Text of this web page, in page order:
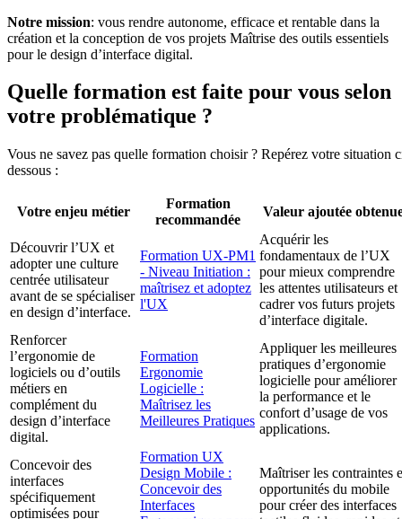
Notre mission: vous rendre autonome, efficace et rentable dans la
création et la conception de vos projets Maîtrise des outils essentiels
pour le design d’interface digital.
Quelle formation est faite pour vous selon
votre problématique ?
Vous ne savez pas quelle formation choisir ? Repérez votre situation
dessous :
Votre enjeu métier
Formation
recommandée
Valeur ajoutée
Découvrir l’UX et
adopter une culture
centrée utilisateur
avant de se spécialiser
en design d’interface.
Formation UX-PM1
- Niveau Initiation :
maîtrisez et adoptez
l'UX
Acquérir les
fondamentaux de l’UX
pour mieux comprendre
les attentes utilisateurs et
cadrer vos futurs projets
d’interface digitale.
Renforcer
l’ergonomie de
logiciels ou d’outils
métiers en
complément du
design d’interface
digital.
Formation
Ergonomie
Logicielle :
Maîtrisez les
Meilleures Pratiques
Appliquer les meilleures
pratiques d’ergonomie
logicielle pour améliorer
la performance et le
confort d’usage de vos
applications.
Concevoir des
interfaces
spécifiquement
optimisées pour
Formation UX
Design Mobile :
Concevoir des
Interfaces
Maîtriser les contraintes
opportunités du mobile
pour créer des interfaces